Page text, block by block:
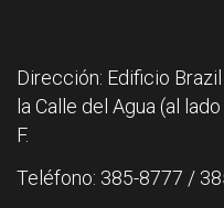
Dirección: Edificio
la Calle del Agua (al
F.
Teléfono: 385-8777 /